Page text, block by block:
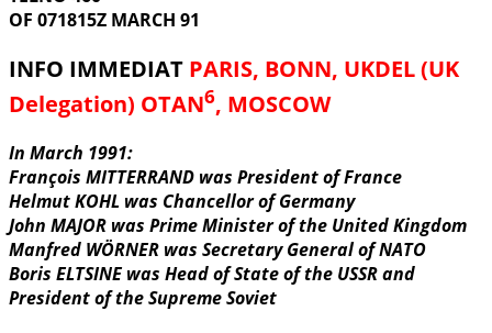
OF 071815Z MARCH 91
INFO IMMEDIAT PARIS, BONN, UKDEL (UK
Delegation) OTAN6, MOSCOW
In March 1991:
François MITTERRAND was President of France
Helmut KOHL was Chancellor of Germany
John MAJOR was Prime Minister of the United Kingdom
Manfred WÖRNER was Secretary General of NATO
Boris ELTSINE was Head of State of the USSR and
President of the Supreme Soviet